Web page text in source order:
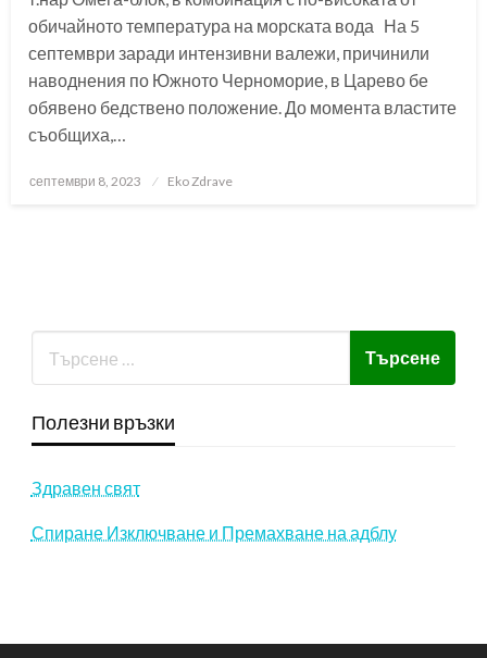
обичайното температура на морската вода На 5
септември заради интензивни валежи, причинили
наводнения по Южното Черноморие, в Царево бе
обявено бедствено положение. До момента властите
съобщиха,…
Posted
септември 8, 2023 Eko Zdrave
Полезни връзки
Здравен свят
Спиране Изключване и Премахване на адблу